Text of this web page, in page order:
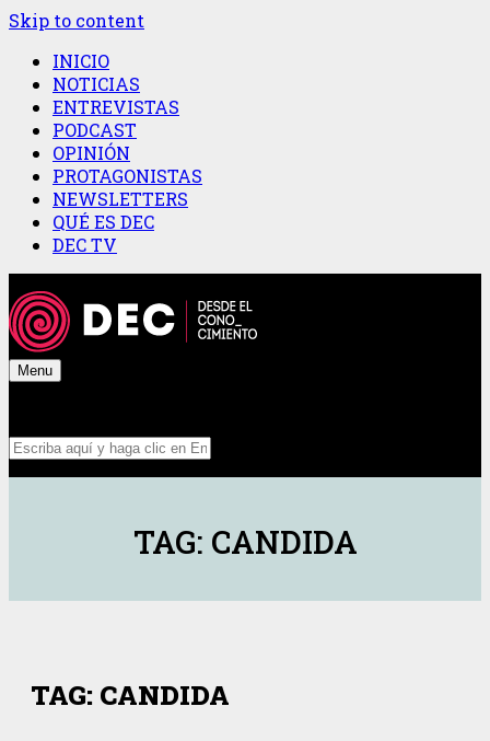
Skip to content
INICIO
NOTICIAS
ENTREVISTAS
PODCAST
OPINIÓN
PROTAGONISTAS
NEWSLETTERS
QUÉ ES DEC
DEC TV
Menu
TAG: CANDIDA
TAG: CANDIDA